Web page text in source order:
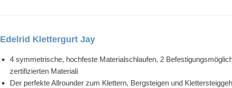
Edelrid Klettergurt Jay
4 symmetrische, hochfeste Materialschlaufen, 2
zertifizierten Materiali
Der perfekte Allrounder zum Klettern, Bergsteigen und